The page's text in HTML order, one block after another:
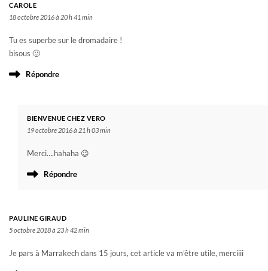
CAROLE
18 octobre 2016 à 20 h 41 min
Tu es superbe sur le dromadaire !
bisous 🙂
Répondre
BIENVENUE CHEZ VERO
19 octobre 2016 à 21 h 03 min
Merci….hahaha 😉
Répondre
PAULINE GIRAUD
5 octobre 2018 à 23 h 42 min
Je pars à Marrakech dans 15 jours, cet article va m’être utile, merciiii